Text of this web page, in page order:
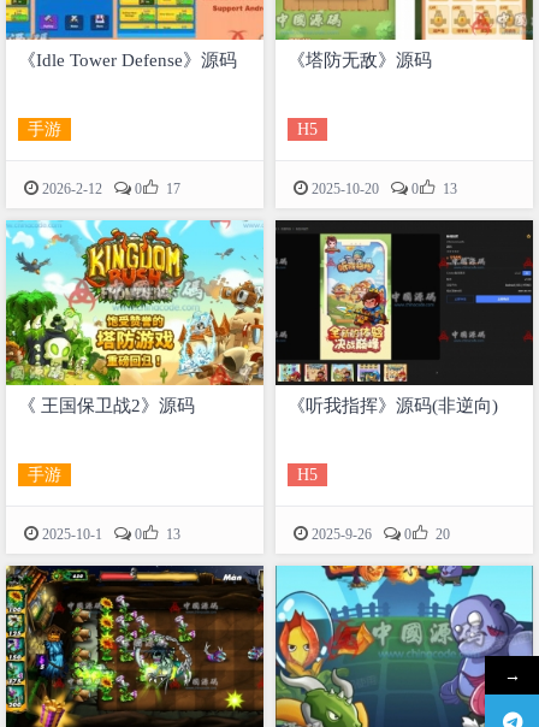
《Idle Tower Defense》源码
手游
2026-2-12 0 17
《塔防无敌》源码
H5
2025-10-20 0 13
《 王国保卫战2》源码
手游
2025-10-1 0 13
《听我指挥》源码(非逆向)
H5
2025-9-26 0 20
→